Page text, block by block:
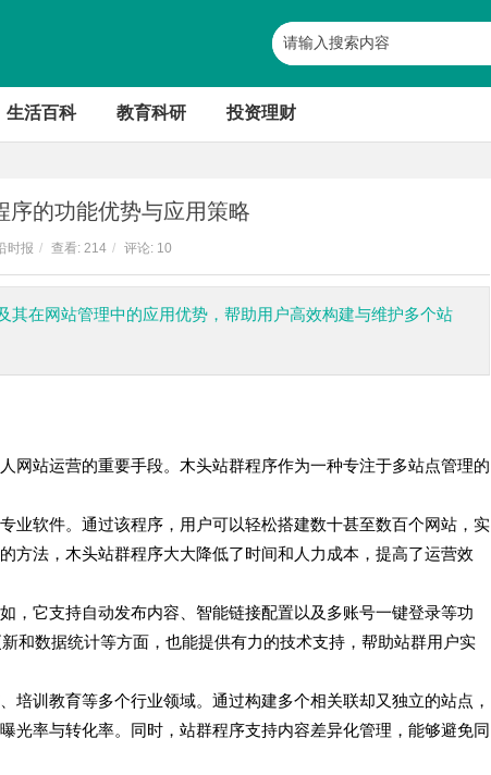
生活百科 教育科研 投资理财
序的功能优势与应用策略
时报 / 查看: 214 / 评论: 10
其在网站管理中的应用优势，帮助用户高效构建与维护多个站
网站运营的重要手段。木头站群程序作为一种专注于多站点管理的
业软件。通过该程序，用户可以轻松搭建数十甚至数百个网站，实
方法，木头站群程序大大降低了时间和人力成本，提高了运营效
，它支持自动发布内容、智能链接配置以及多账号一键登录等功
和数据统计等方面，也能提供有力的技术支持，帮助站群用户实
培训教育等多个行业领域。通过构建多个相关联却又独立的站点，
光率与转化率。同时，站群程序支持内容差异化管理，能够避免同